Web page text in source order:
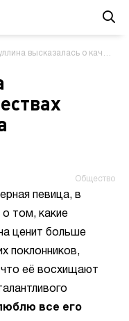
о качествах Алексея Воробьёва
Общество
певица, в
о том, какие
ценит больше
поклонников,
что её восхищают
все его